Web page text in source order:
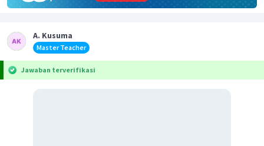
A. Kusuma
Master Teacher
Jawaban terverifikasi